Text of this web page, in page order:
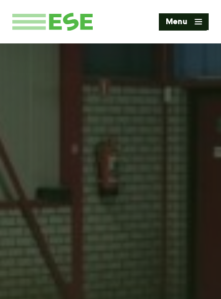
Home
Diensten
Over ESE
Menu